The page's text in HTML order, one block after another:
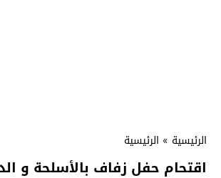
الرئيسية » الرئيسية
اقتحام حفل زفاف بالأسلحة و